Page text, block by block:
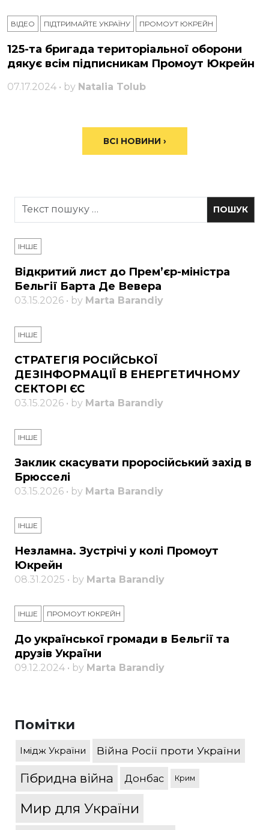
ВІДЕО ПІДТРИМАЙТЕ УКРАЇНУ ПРОМОУТ ЮКРЕЙН
125-та бригада територіальної оборони
дякує всім підписникам Промоут Юкрейн
07.17.2024 • by Natalia Tolub
ВСІ НОВИНИ ›
ІНШЕ
Відкритий лист до Прем’єр-міністра
Бельгії Барта Де Вевера
03.15.2026 • by Marta Barandiy
ІНШЕ
СТРАТЕГІЯ РОСІЙСЬКОЇ
ДЕЗІНФОРМАЦІЇ В ЕНЕРГЕТИЧНОМУ
СЕКТОРІ ЄС
03.15.2026 • by Marta Barandiy
ІНШЕ
Заклик скасувати проросійський захід в
Брюсселі
03.15.2026 • by Marta Barandiy
ІНШЕ
Незламна. Зустрічі у колі Промоут
Юкрейн
08.31.2025 • by Marta Barandiy
ІНШЕ ПРОМОУТ ЮКРЕЙН
До української громади в Бельгії та
друзів України
09.12.2024 • by Marta Barandiy
Помітки
Імідж України Війна Росії проти України
Гібридна війна Донбас Крим
Мир для України